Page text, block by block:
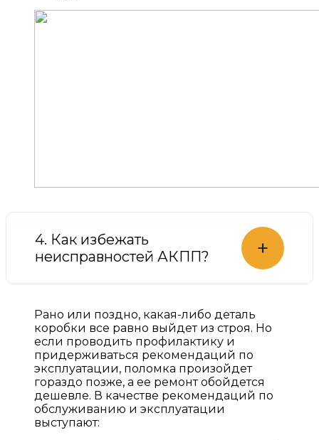
4. Как избежать
неисправностей АКПП?
+
Рано или поздно, какая-либо деталь
коробки все равно выйдет из строя. Но
если проводить профилактику и
придерживаться рекомендаций по
эксплуатации, поломка произойдет
гораздо позже, а ее ремонт обойдется
дешевле. В качестве рекомендаций по
обслуживанию и эксплуатации
выступают: